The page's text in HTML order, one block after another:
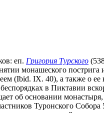
еп. Григория Турского
монашеского
(Ibid. IX. 40), а также о
в Пиктавии
об основании
Туронского Собора